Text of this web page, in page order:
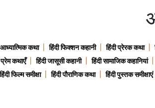
आध्यात्मिक कथा हिंदी फिक्शन कहानी हिंदी प्रेरक कथा
प्रेम कथाएँ हिंदी जासूसी कहानी हिंदी सामाजिक कहानियां
फिल्म समीक्षा हिंदी पौराणिक कथा हिंदी पुस्तक समीक्षाएं